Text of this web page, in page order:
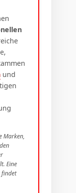
und
Marken,
Eine
findet